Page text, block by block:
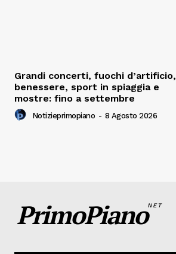
Grandi concerti, fuochi d’artificio,
benessere, sport in spiaggia e
mostre: fino a settembre
Notizieprimopiano - 8 Agosto 2026
PrimoPianoNET